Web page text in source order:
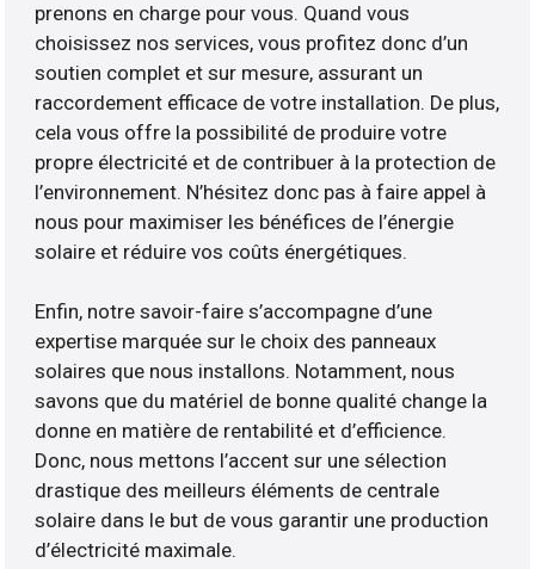
prenons en charge pour vous. Quand vous
choisissez nos services, vous profitez donc d’un
soutien complet et sur mesure, assurant un
raccordement efficace de votre installation. De plus,
cela vous offre la possibilité de produire votre
propre électricité et de contribuer à la protection de
l’environnement. N’hésitez donc pas à faire appel à
nous pour maximiser les bénéfices de l’énergie
solaire et réduire vos coûts énergétiques.
Enfin, notre savoir-faire s’accompagne d’une
expertise marquée sur le choix des panneaux
solaires que nous installons. Notamment, nous
savons que du matériel de bonne qualité change la
donne en matière de rentabilité et d’efficience.
Donc, nous mettons l’accent sur une sélection
drastique des meilleurs éléments de centrale
solaire dans le but de vous garantir une production
d’électricité maximale.